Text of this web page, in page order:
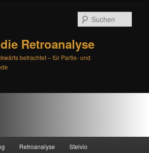
Retroanalyse
betrachtet – für Partie- und
Retroanalyse Stelvio